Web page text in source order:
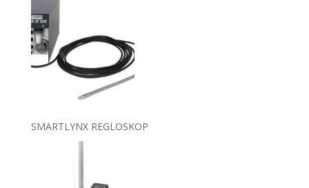
SMARTLYNX REGLOSKOP